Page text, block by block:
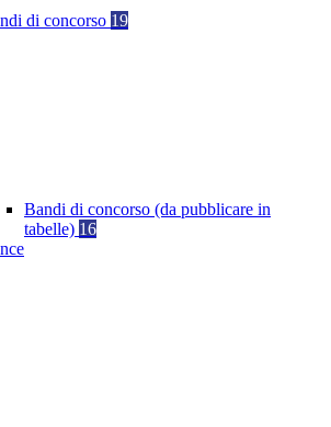
di concorso 19
Bandi di concorso (da pubblicare in
tabelle) 16